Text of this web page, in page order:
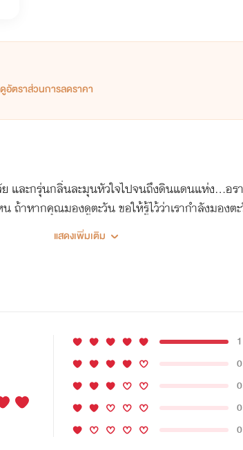
ดูอัตราส่วนการลดราคา
ย และกรุ่นกลิ่นละมุนหัวใจไปจนถึงดินแดนแห่ง...อ
าหากคุณมองดูตะวัน ขอให้รู้ไว้ว่าเรากำลังมองต
กสาวเจ้าของไร่กาแฟทางภาคเหนือของประเทศไ
ปด้วยไอรักอีกเรื่องของเอลยา
แสดงเพิ่มเติม
1
0
0
0
0